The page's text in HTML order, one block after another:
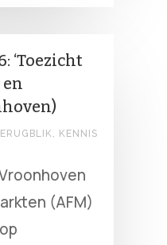
‘Toezicht
, KENNIS
(AFM)